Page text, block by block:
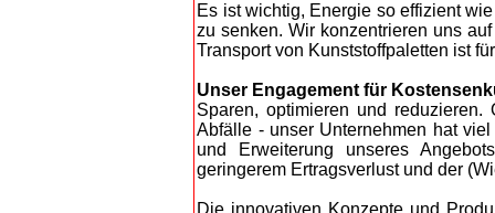
Es ist wichtig, Energie so effizient
zu senken. Wir konzentrieren uns
Transport von Kunststoffpaletten ist
Unser Engagement für
Sparen, optimieren und reduzieren.
Abfälle - unser Unternehmen hat
und Erweiterung unseres
geringerem Ertragsverlust und der
Die innovativen Konzepte und